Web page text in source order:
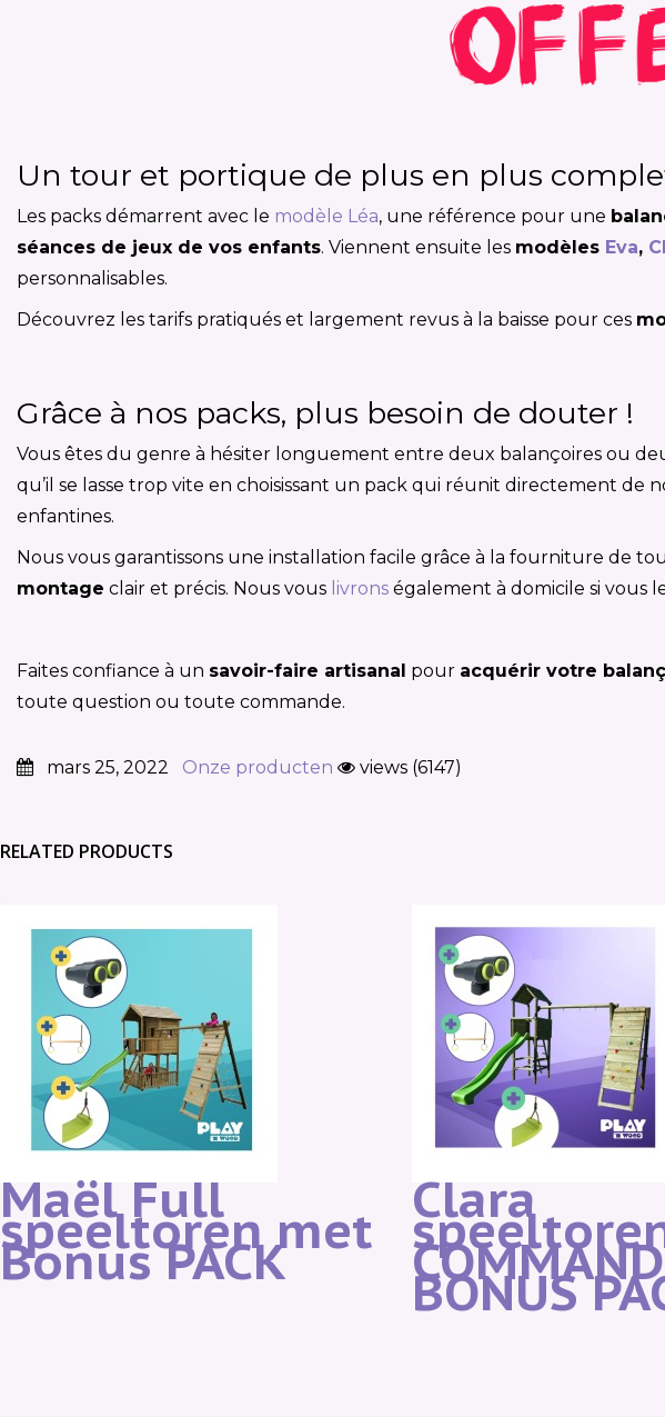
Un tour et portique de plus en plus
Les packs démarrent avec le modèle Léa, une référence pour une
séances de jeux de vos enfants. Viennent ensuite les modèles Eva,
personnalisables.
Découvrez les tarifs pratiqués et largement revus à la baisse pour ces
Grâce à nos packs, plus besoin de douter !
Vous êtes du genre à hésiter longuement entre deux balançoires ou
qu’il se lasse trop vite en choisissant un pack qui réunit directement
enfantines.
Nous vous garantissons une installation facile grâce à la fourniture de
montage clair et précis. Nous vous livrons également à domicile si vous
Faites confiance à un savoir-faire artisanal pour acquérir votre
toute question ou toute commande.
mars 25, 2022 Onze producten views (6147)
RELATED PRODUCTS
Maël Full
speeltoren met
Bonus PACK
Clara
BONUS